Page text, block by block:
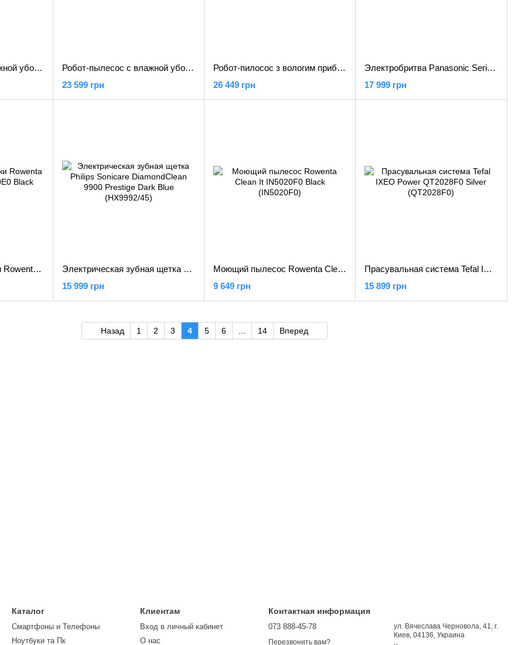
Робот-пылесос с влажной уборкой RoboRock Saros Z70 Silver
Робот-пылесос с влажной уборкой Eufy Omni E25 Black (T2353G11)
23 599 грн
Робот-пилосос з вологим прибиранням ECOVACS Deebot T50 Pro Omni White (DDX67)
26 449 грн
Электробритва Panasonic Series 900+ ES-LS9A Black (ES-LS9A)
17 999 грн
Машинка для стрижки Rowenta X Series 700 TN9610E0 Black (TN9610E0)
Электрическая зубная щетка Philips Sonicare DiamondClean 9900 Prestige Dark Blue (HX9992/45)
15 999 грн
Моющий пылесос Rowenta Clean It IN5020F0 Black (IN5020F0)
9 649 грн
Прасувальная система Tefal IXEO Power QT2028F0 Silver (QT2028F0)
15 899 грн
Назад 1 2 3 4 5 6 14 Вперед
Каталог
Смартфоны и Телефоны
Ноутбуки та Пк
Клиентам
Вход в личный кабинет
О нас
Контактная информация
073 888-45-78
Перезвонить вам?
ул. Вячеслава Черновола, 41, г.
Киев, 04136, Украина